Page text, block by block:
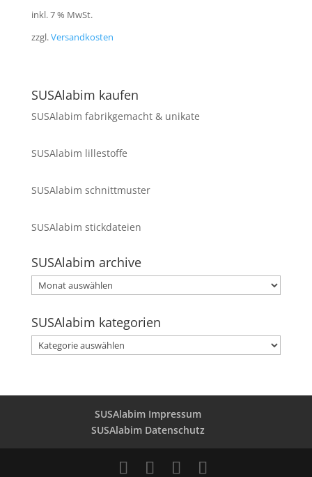
inkl. 7 % MwSt.
zzgl.Versandkosten
SUSAlabim kaufen
SUSAlabim fabrikgemacht & unikate
SUSAlabim lillestoffe
SUSAlabim schnittmuster
SUSAlabim stickdateien
SUSAlabim archive
SUSAlabim
archive
SUSAlabim kategorien
SUSAlabim
kategorien
SUSAlabim Impressum
SUSAlabim Datenschutz